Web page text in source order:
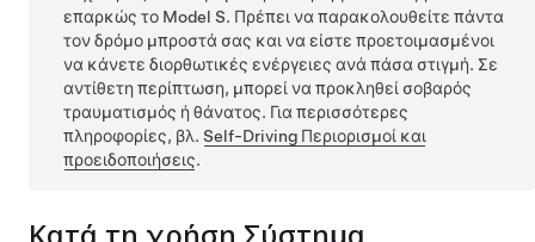
επαρκώς το Model S. Πρέπει να παρακολουθείτε πάντα
τον δρόμο μπροστά σας και να είστε προετοιμασμένοι
να κάνετε διορθωτικές ενέργειες ανά πάσα στιγμή. Σε
αντίθετη περίπτωση, μπορεί να προκληθεί σοβαρός
τραυματισμός ή θάνατος. Για περισσότερες
πληροφορίες, βλ.Self-Driving Περιορισμοί και
προειδοποιήσεις.
Κατά τη χρήση Σύστημα